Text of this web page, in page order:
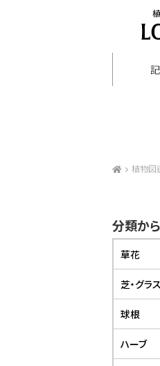
植物図
分類か
草花
芝・グラス
球根
ハーブ